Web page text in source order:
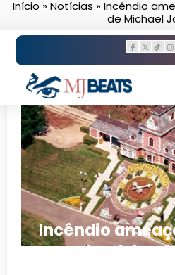
PularInício »Notícias »Incêndio
de Michael
Incêndio
Neverland de